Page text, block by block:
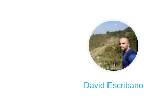
David Escribano